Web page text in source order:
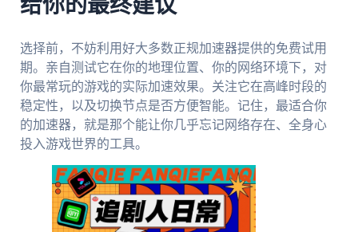
给你的最终建议
选择前，不妨利用好大多数正规加速器提供的免费试用
期。亲自测试它在你的地理位置、你的网络环境下，对
你最常玩的游戏的实际加速效果。关注它在高峰时段的
稳定性，以及切换节点是否方便智能。记住，最适合你
的加速器，就是那个能让你几乎忘记网络存在、全身心
投入游戏世界的工具。